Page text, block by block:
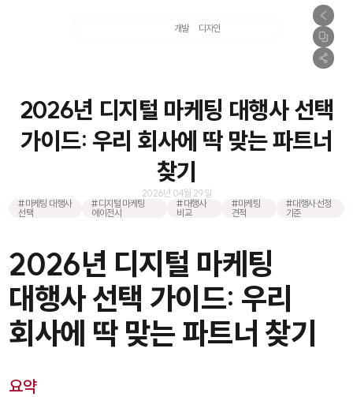
개발 디자인
2026년 디지털 마케팅 대행사 선택
가이드: 우리 회사에 딱 맞는 파트너
찾기
2026년 04월 29일
#마케팅 대행사
선택
#디지털 마케팅
에이전시
#대행사
비교
#마케팅
견적
#대행사 선정
기준
2026년 디지털 마케팅
대행사 선택 가이드: 우리
회사에 딱 맞는 파트너 찾기
요약